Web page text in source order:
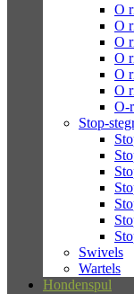
O
O
O
O
O
O
O-
Stop-
Swivels
Wartels
Hondenspul